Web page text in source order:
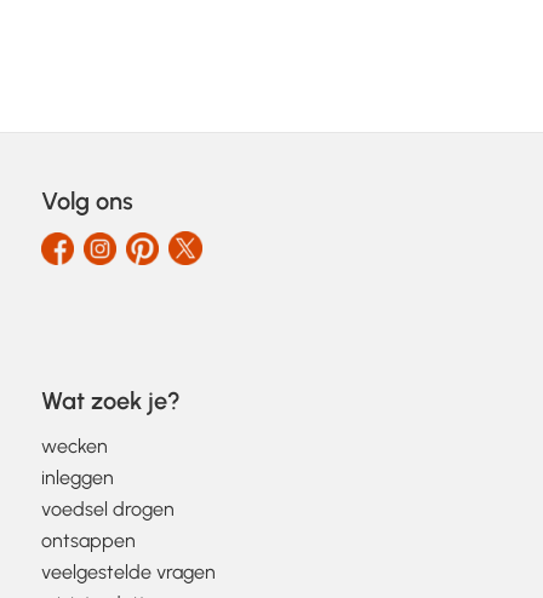
Volg ons
Wat zoek je?
wecken
inleggen
voedsel drogen
ontsappen
veelgestelde vragen